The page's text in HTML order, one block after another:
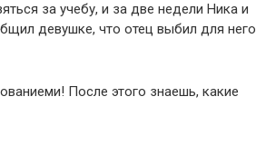
за учебу, и за две недели Ника и
девушке, что отец выбил для него
После этого знаешь, какие